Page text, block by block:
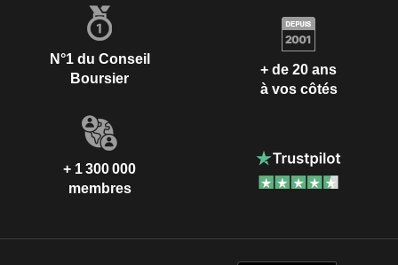
N°1 du Conseil
Boursier
+ de 20 ans
à vos côtés
+ 1 300 000
membres